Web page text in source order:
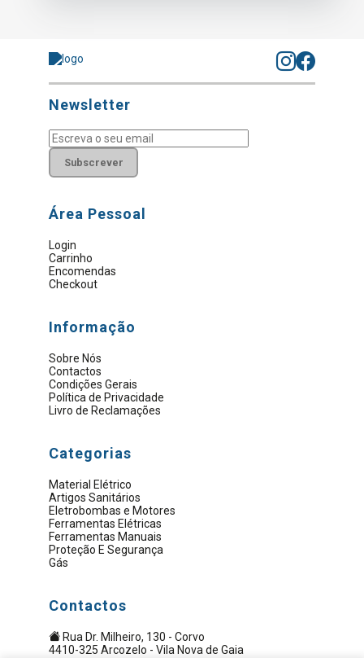
Newsletter
Subscrever
Área Pessoal
Login
Carrinho
Encomendas
Checkout
Informação
Sobre Nós
Contactos
Condições Gerais
Política de Privacidade
Livro de Reclamações
Categorias
Material Elétrico
Artigos Sanitários
Eletrobombas e Motores
Ferramentas Elétricas
Ferramentas Manuais
Proteção E Segurança
Gás
Contactos
Rua Dr. Milheiro, 130 - Corvo
4410-325 Arcozelo - Vila Nova de Gaia